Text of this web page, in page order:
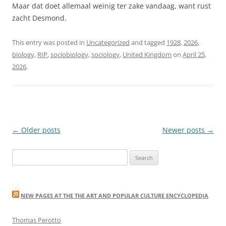
Maar dat doet allemaal weinig ter zake vandaag, want rust
zacht Desmond.
This entry was posted in Uncategorized and tagged 1928,2026,
biology, RIP,sociobiology,sociology, United Kingdom on April 25,
2026.
Post
← Older posts Newer posts →
for:
NEW PAGES AT THE THE ART AND POPULAR CULTURE ENCYCLOPEDIA
Thomas Perotto